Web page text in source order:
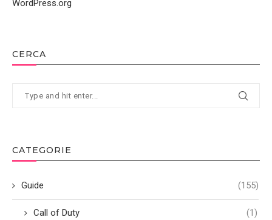
CERCA
CATEGORIE
Guide (155)
Call of Duty (1)
WordPress.org